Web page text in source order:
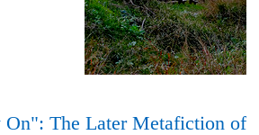
The Later Metafiction of